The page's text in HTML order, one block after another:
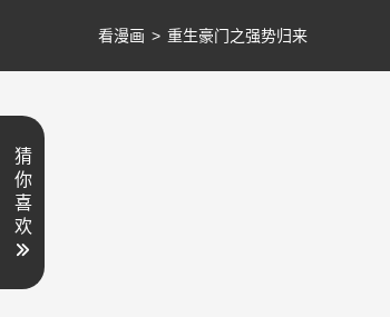
看漫画 > 重生豪门之强势归来
猜
你
喜
欢